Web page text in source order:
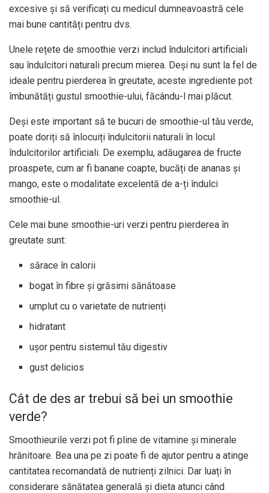
excesive și să verificați cu medicul dumneavoastră cele
mai bune cantități pentru dvs.
Unele rețete de smoothie verzi includ îndulcitori artificiali
sau îndulcitori naturali precum mierea. Deși nu sunt la fel de
ideale pentru pierderea în greutate, aceste ingrediente pot
îmbunătăți gustul smoothie-ului, făcându-l mai plăcut.
Deși este important să te bucuri de smoothie-ul tău verde,
poate doriți să înlocuiți îndulcitorii naturali în locul
îndulcitorilor artificiali. De exemplu, adăugarea de fructe
proaspete, cum ar fi banane coapte, bucăți de ananas și
mango, este o modalitate excelentă de a-ți îndulci
smoothie-ul.
Cele mai bune smoothie-uri verzi pentru pierderea în
greutate sunt:
sărace în calorii
bogat în fibre și grăsimi sănătoase
umplut cu o varietate de nutrienți
hidratant
ușor pentru sistemul tău digestiv
gust delicios
Cât de des ar trebui să bei un smoothie
verde?
Smoothieurile verzi pot fi pline de vitamine și minerale
hrănitoare. Bea una pe zi poate fi de ajutor pentru a atinge
cantitatea recomandată de nutrienți zilnici. Dar luați în
considerare sănătatea generală și dieta atunci când